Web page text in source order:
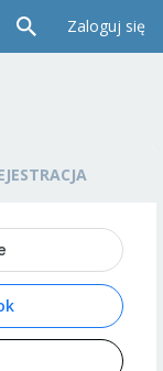
Zaloguj się